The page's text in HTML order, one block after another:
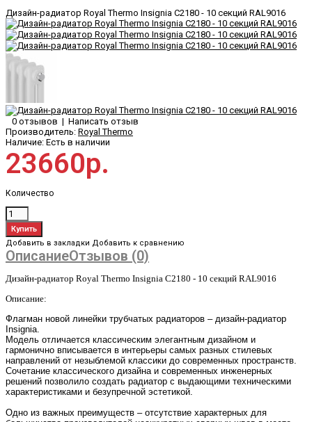
Дизайн-радиатор Royal Thermo Insignia C2180 - 10 секций RAL9016
0 отзывов | Написать отзыв
Производитель: Royal Thermo
Наличие: Есть в наличии
23660р.
Количество
Добавить в закладки Добавить к сравнению
ОписаниеОтзывов (0)
Дизайн-радиатор Royal Thermo Insignia C2180 - 10 секций RAL9016
Описание:
Флагман новой линейки трубчатых радиаторов – дизайн-радиатор
Insignia.
Модель отличается классическим элегантным дизайном и
гармонично вписывается в интерьеры самых разных стилевых
направлений от незыблемой классики до современных пространств.
Сочетание классического дизайна и современных инженерных
решений позволило создать радиатор с выдающими техническими
характеристиками и безупречной эстетикой.
Одно из важных преимуществ – отсутствие характерных для